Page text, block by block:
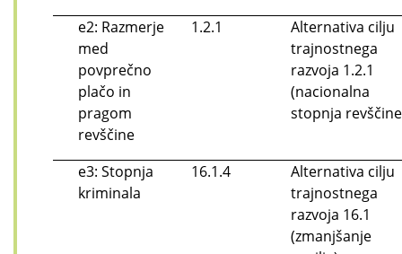
e2: Razmerje
med
povprečno
plačo in
pragom
revščine
1.2.1
Alternativa cilju
trajnostnega
razvoja 1.2.1
(nacionalna
stopnja
e3: Stopnja
kriminala
16.1.4
Alternativa cilju
trajnostnega
razvoja 16.1
(zmanjšanje